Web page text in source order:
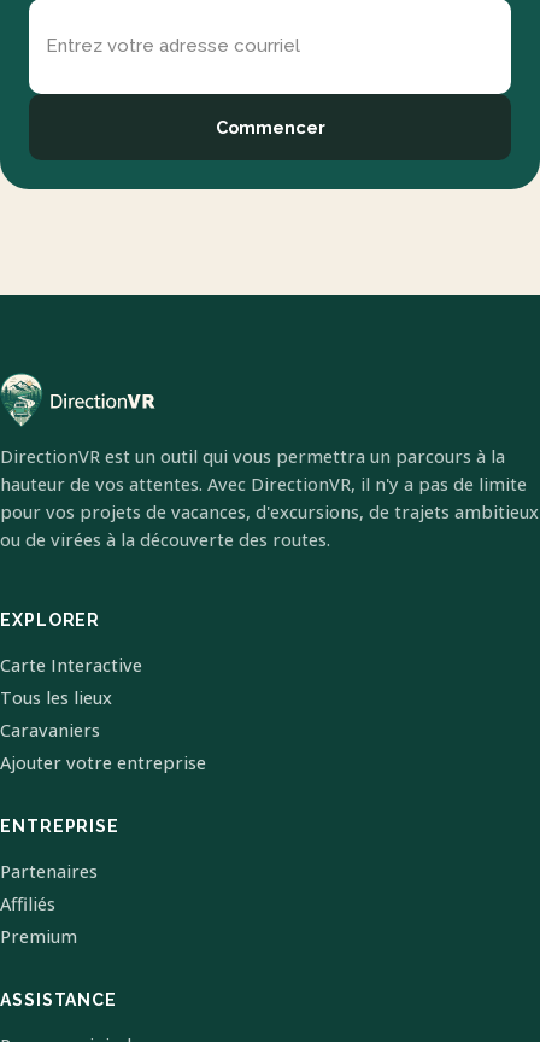
Entrez votre adresse courriel
Commencer
DirectionVR est un outil qui vous permettra un parcours à la
hauteur de vos attentes. Avec DirectionVR, il n'y a pas de limite
pour vos projets de vacances, d'excursions, de trajets ambitieux
ou de virées à la découverte des routes.
EXPLORER
Carte Interactive
Tous les lieux
Caravaniers
Ajouter votre entreprise
ENTREPRISE
Partenaires
Affiliés
Premium
ASSISTANCE